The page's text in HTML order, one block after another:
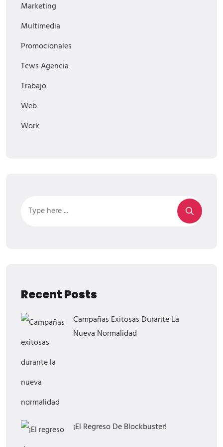
Marketing
Multimedia
Promocionales
Tcws Agencia
Trabajo
Web
Work
Recent Posts
Campañas Exitosas Durante La
Nueva Normalidad
¡El Regreso De Blockbuster!